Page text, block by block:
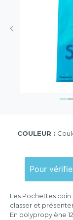
COULEUR :
Les Pochettes
classer et
En polypropylène